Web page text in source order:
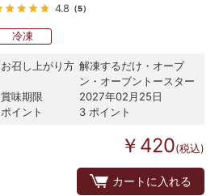
4.8 （5）
冷凍
お召し上がり方 解凍するだけ・オーブ
ン・オーブントースター
賞味期限
2027年02月25日
ポイント
3 ポイント
￥420(税込)
カートに入れる